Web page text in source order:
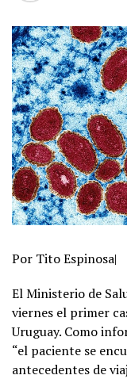
Por Tito Espinosa|
El Ministerio de
viernes el primer
Uruguay. Como
“el paciente se
antecedentes de